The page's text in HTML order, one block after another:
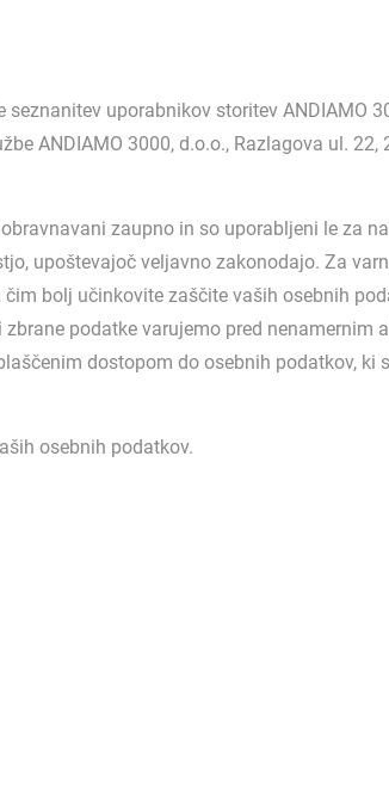
uporabnikov storitev ANDIAMO
ANDIAMO 3000, d.o.o., Razlagova ul. 22,
zaupno in so uporabljeni le za
upoštevajoč veljavno zakonodajo. Za
bolj učinkovite zaščite vaših osebnih
podatke varujemo pred nenamernim
dostopom do osebnih podatkov, ki
osebnih podatkov.